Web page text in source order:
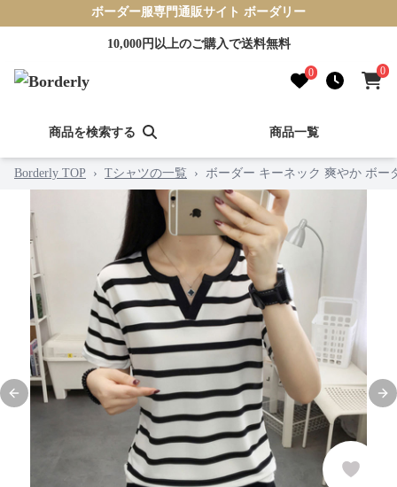
ボーダー服専門通販サイト ボーダリー
10,000円以上のご購入で送料無料
0 0
商品を検索する 商品一覧
Borderly TOP › Tシャツの一覧 › ボーダー キーネック 爽やか ボー
Previous slide